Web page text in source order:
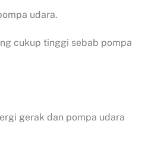
udara.
cukup tinggi sebab pompa
gerak dan pompa udara